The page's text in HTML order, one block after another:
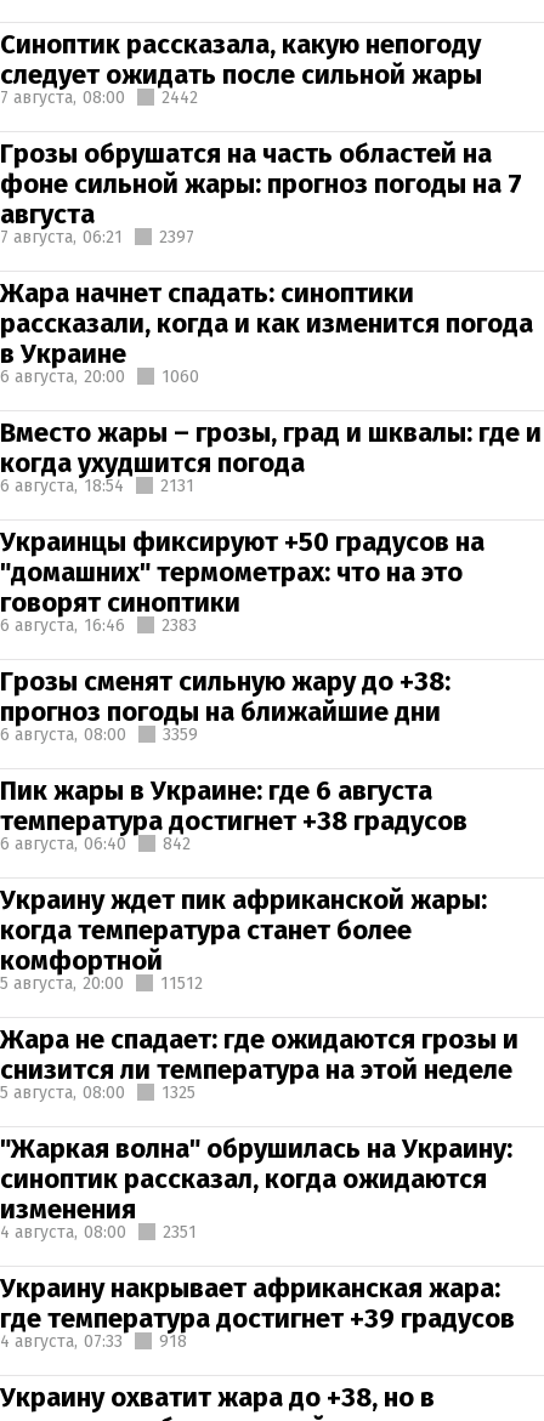
Синоптик рассказала, какую непогоду
следует ожидать после сильной жары
7 августа, 08:00 2442
Грозы обрушатся на часть областей на
фоне сильной жары: прогноз погоды на 7
августа
7 августа, 06:21 2397
Жара начнет спадать: синоптики
рассказали, когда и как изменится погода
в Украине
6 августа, 20:00 1060
Вместо жары – грозы, град и шквалы: где и
когда ухудшится погода
6 августа, 18:54 2131
Украинцы фиксируют +50 градусов на
"домашних" термометрах: что на это
говорят синоптики
6 августа, 16:46 2383
Грозы сменят сильную жару до +38:
прогноз погоды на ближайшие дни
6 августа, 08:00 3359
Пик жары в Украине: где 6 августа
температура достигнет +38 градусов
6 августа, 06:40 842
Украину ждет пик африканской жары:
когда температура станет более
комфортной
5 августа, 20:00 11512
Жара не спадает: где ожидаются грозы и
снизится ли температура на этой неделе
5 августа, 08:00 1325
"Жаркая волна" обрушилась на Украину:
синоптик рассказал, когда ожидаются
изменения
4 августа, 08:00 2351
Украину накрывает африканская жара:
где температура достигнет +39 градусов
4 августа, 07:33 918
Украину охватит жара до +38, но в